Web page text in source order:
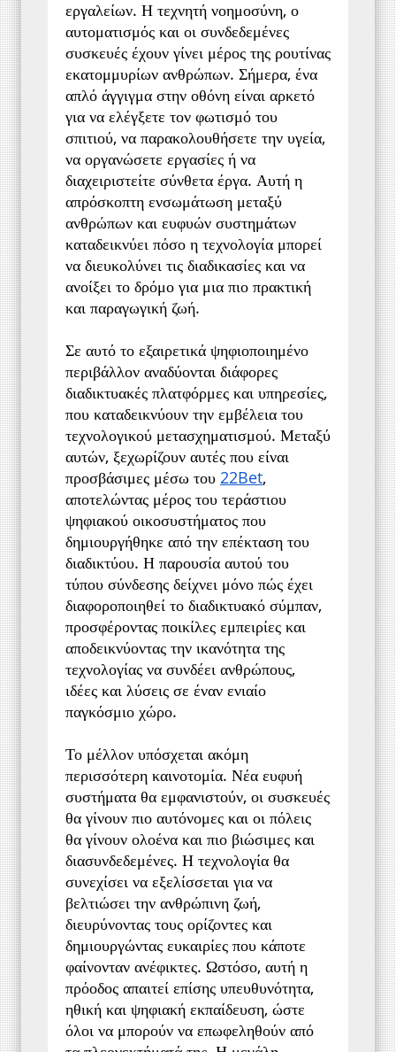
εργαλείων. Η τεχνητή νοημοσύνη, ο
αυτοματισμός και οι συνδεδεμένες
συσκευές έχουν γίνει μέρος της ρουτίνας
εκατομμυρίων ανθρώπων. Σήμερα, ένα
απλό άγγιγμα στην οθόνη είναι αρκετό
για να ελέγξετε τον φωτισμό του
σπιτιού, να παρακολουθήσετε την υγεία,
να οργανώσετε εργασίες ή να
διαχειριστείτε σύνθετα έργα. Αυτή η
απρόσκοπτη ενσωμάτωση μεταξύ
ανθρώπων και ευφυών συστημάτων
καταδεικνύει πόσο η τεχνολογία μπορεί
να διευκολύνει τις διαδικασίες και να
ανοίξει το δρόμο για μια πιο πρακτική
και παραγωγική ζωή.
Σε αυτό το εξαιρετικά ψηφιοποιημένο
περιβάλλον αναδύονται διάφορες
διαδικτυακές πλατφόρμες και υπηρεσίες,
που καταδεικνύουν την εμβέλεια του
τεχνολογικού μετασχηματισμού. Μεταξύ
αυτών, ξεχωρίζουν αυτές που είναι
προσβάσιμες μέσω του 22Bet,
αποτελώντας μέρος του τεράστιου
ψηφιακού οικοσυστήματος που
δημιουργήθηκε από την επέκταση του
διαδικτύου. Η παρουσία αυτού του
τύπου σύνδεσης δείχνει μόνο πώς έχει
διαφοροποιηθεί το διαδικτυακό σύμπαν,
προσφέροντας ποικίλες εμπειρίες και
αποδεικνύοντας την ικανότητα της
τεχνολογίας να συνδέει ανθρώπους,
ιδέες και λύσεις σε έναν ενιαίο
παγκόσμιο χώρο.
Το μέλλον υπόσχεται ακόμη
περισσότερη καινοτομία. Νέα ευφυή
συστήματα θα εμφανιστούν, οι συσκευές
θα γίνουν πιο αυτόνομες και οι πόλεις
θα γίνουν ολοένα και πιο βιώσιμες και
διασυνδεδεμένες. Η τεχνολογία θα
συνεχίσει να εξελίσσεται για να
βελτιώσει την ανθρώπινη ζωή,
διευρύνοντας τους ορίζοντες και
δημιουργώντας ευκαιρίες που κάποτε
φαίνονταν ανέφικτες. Ωστόσο, αυτή η
πρόοδος απαιτεί επίσης υπευθυνότητα,
ηθική και ψηφιακή εκπαίδευση, ώστε
όλοι να μπορούν να επωφεληθούν από